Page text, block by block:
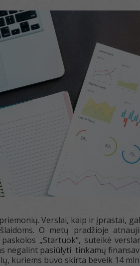
Verslai, kaip ir įprastai,
O metų pradžioje
„Startuok“, suteikė
negalint pasiūlyti tinkamų
kuriems buvo skirta beveik 14